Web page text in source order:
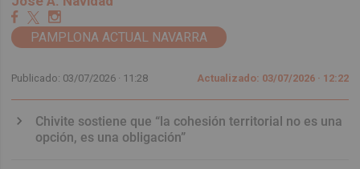
PAMPLONA ACTUAL NAVARRA
Publicado: 03/07/2026 · 11:28 Actualizado: 03/07/2026 · 12:22
Chivite sostiene que “la cohesión territorial no es una
opción, es una obligación”